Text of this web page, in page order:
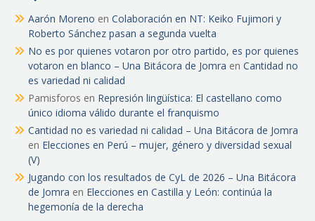
Aarón Moreno en Colaboración en NT: Keiko Fujimori y
Roberto Sánchez pasan a segunda vuelta
No es por quienes votaron por otro partido, es por quienes
votaron en blanco – Una Bitácora de Jomra en Cantidad no
es variedad ni calidad
Pamisforos en Represión lingüística: El castellano como
único idioma válido durante el franquismo
Cantidad no es variedad ni calidad – Una Bitácora de Jomra
en Elecciones en Perú – mujer, género y diversidad sexual
(V)
Jugando con los resultados de CyL de 2026 – Una Bitácora
de Jomra en Elecciones en Castilla y León: continúa la
hegemonía de la derecha